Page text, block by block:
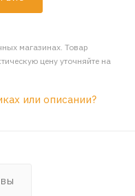
магазинах. Товар
цену уточняйте на
или описании?